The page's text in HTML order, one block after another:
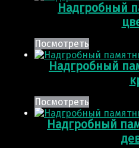
Надгробный
Посмотреть
Надгробный
Посмотреть
Надгробный